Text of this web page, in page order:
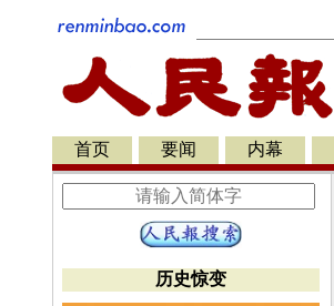
首页 要闻 内幕
历史惊变